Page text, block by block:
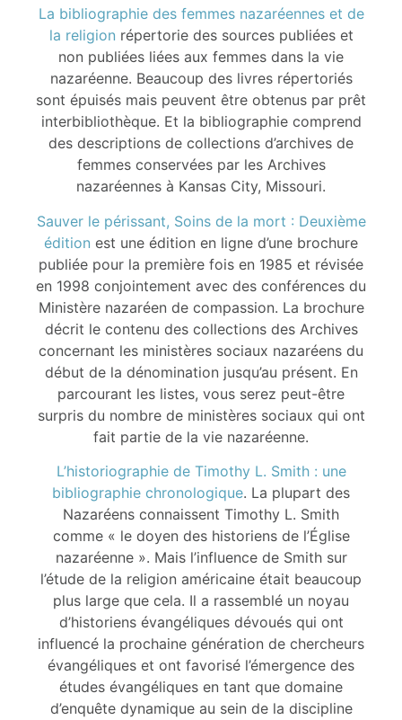
La bibliographie des femmes nazaréennes et de
la religion répertorie des sources publiées et
non publiées liées aux femmes dans la vie
nazaréenne. Beaucoup des livres répertoriés
sont épuisés mais peuvent être obtenus par prêt
interbibliothèque. Et la bibliographie comprend
des descriptions de collections d’archives de
femmes conservées par les Archives
nazaréennes à Kansas City, Missouri.
Sauver le périssant, Soins de la mort : Deuxième
édition est une édition en ligne d’une brochure
publiée pour la première fois en 1985 et révisée
en 1998 conjointement avec des conférences du
Ministère nazaréen de compassion. La brochure
décrit le contenu des collections des Archives
concernant les ministères sociaux nazaréens du
début de la dénomination jusqu’au présent. En
parcourant les listes, vous serez peut-être
surpris du nombre de ministères sociaux qui ont
fait partie de la vie nazaréenne.
L’historiographie de Timothy L. Smith : une
bibliographie chronologique. La plupart des
Nazaréens connaissent Timothy L. Smith
comme « le doyen des historiens de l’Église
nazaréenne ». Mais l’influence de Smith sur
l’étude de la religion américaine était beaucoup
plus large que cela. Il a rassemblé un noyau
d’historiens évangéliques dévoués qui ont
influencé la prochaine génération de chercheurs
évangéliques et ont favorisé l’émergence des
études évangéliques en tant que domaine
d’enquête dynamique au sein de la discipline